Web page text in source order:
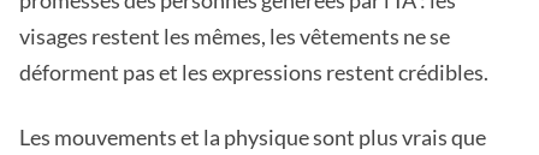
visages restent les mêmes, les vêtements ne se
déforment pas et les expressions restent crédibles.
Les mouvements et la physique sont plus vrais que